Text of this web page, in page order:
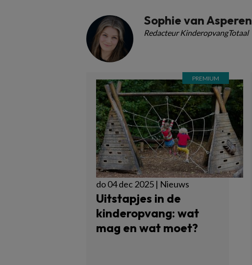
Sophie van Asperen
Redacteur KinderopvangTotaal
do 04 dec 2025 | Nieuws
Uitstapjes in de
kinderopvang: wat
mag en wat moet?